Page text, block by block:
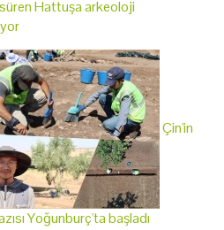
Hattuşa arkeoloji
Çin'in
Yoğunburç'ta başladı